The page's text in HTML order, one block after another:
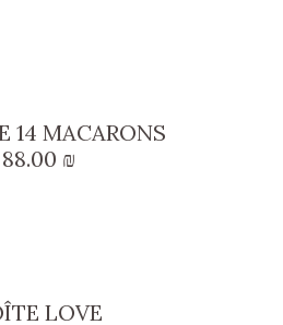
14 MACARONS
88.00 ₪
LOVE